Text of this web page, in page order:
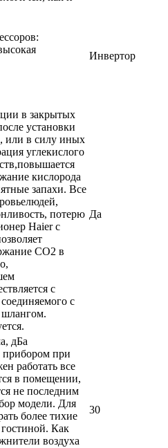
Инвертор
в закрытых
установки
или в силу иных
углекислого
кислорода
запахи. Все
потерю
Haier с
СО2 в
с
с
Да
дБа
прибором при
работать все
в помещении,
не последним
модели. Для
более тихие
Как
воздуха
30